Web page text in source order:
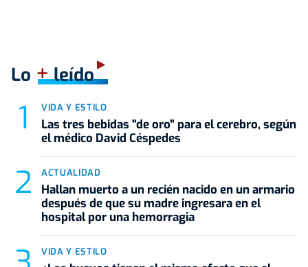
Lo +leído
VIDA Y ESTILO
Las tres bebidas "de oro" para el cerebro, según
el médico David Céspedes
ACTUALIDAD
Hallan muerto a un recién nacido en un armario
después de que su madre ingresara en el
hospital por una hemorragia
VIDA Y ESTILO